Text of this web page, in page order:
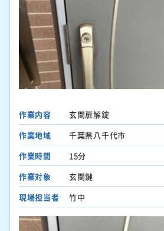
作業内容
玄関扉解錠
作業地域
千葉県八千代市
作業時間
15分
作業対象
玄関鍵
現場担当者
竹中